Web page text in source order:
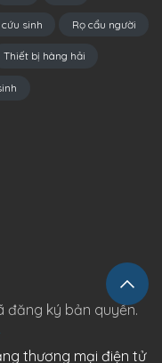
cứu sinh Rọ cẩu người
Thiết bị hàng hải
đăng ký bản quyền.
thương mại điện tử